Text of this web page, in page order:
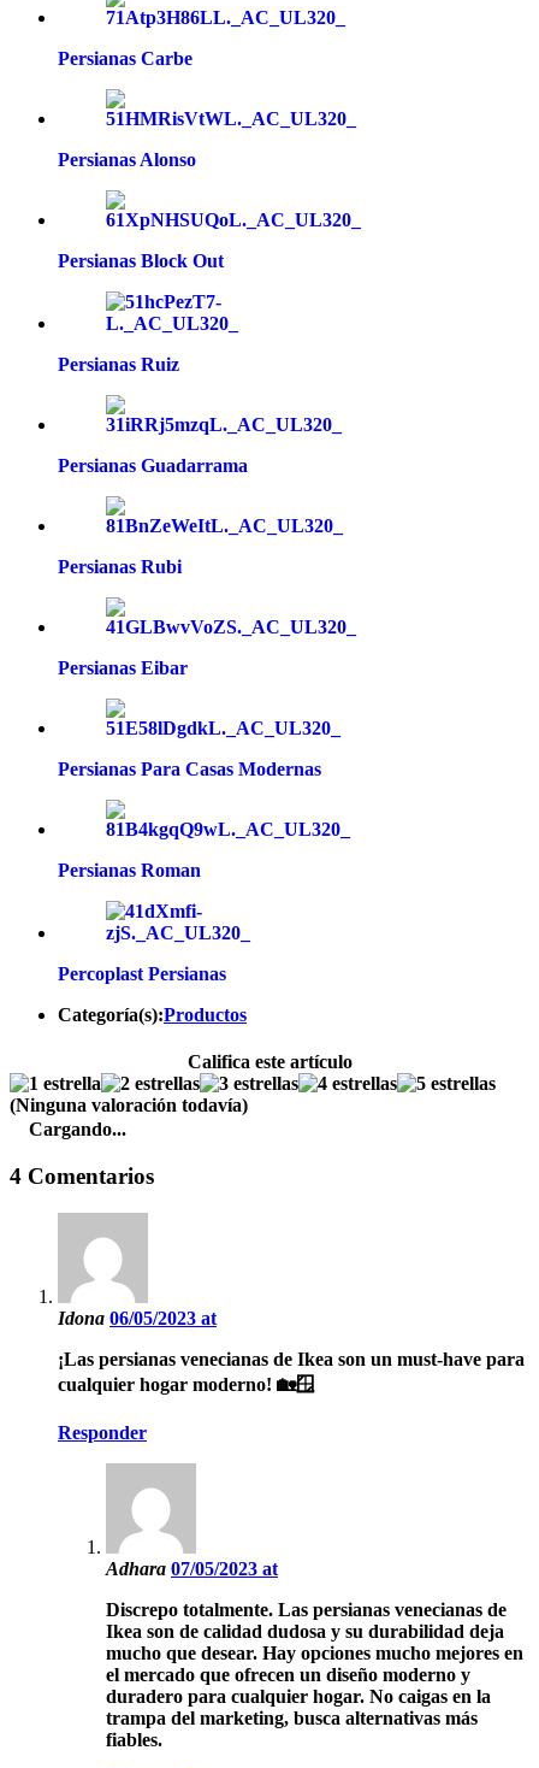
Persianas Carbe
Persianas Alonso
Persianas Block Out
Persianas Ruiz
Persianas Guadarrama
Persianas Rubi
Persianas Eibar
Persianas Para Casas Modernas
Persianas Roman
Percoplast Persianas
Categoría(s):Productos
Califica este artículo
(Ninguna valoración todavía)
Cargando...
4 Comentarios
Idona 06/05/2023 at
¡Las persianas venecianas de Ikea son un must-have para
cualquier hogar moderno! 🏡🪟
Responder
Adhara 07/05/2023 at
Discrepo totalmente. Las persianas venecianas de
Ikea son de calidad dudosa y su durabilidad deja
mucho que desear. Hay opciones mucho mejores en
el mercado que ofrecen un diseño moderno y
duradero para cualquier hogar. No caigas en la
trampa del marketing, busca alternativas más
fiables.